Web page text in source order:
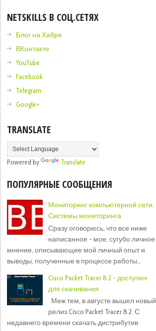
NETSKILLS В СОЦ.СЕТЯХ
Блог на Хабре
ВКонтакте
YouTube
Facebook
Telegram
Google+
TRANSLATE
Powered by Translate
ПОПУЛЯРНЫЕ СООБЩЕНИЯ
Мониторинг компьютерной сети.
Системы мониторинга
Сразу оговорюсь, что все ниже
написанное - мое, сугубо личное
мнение, описывающее мой личный опыт и
выводы, полученные в процессе работы...
Cisco Packet Tracer 8.2 - доступен
для скачивания
Меж тем, в августе вышел новый
релиз Cisco Packet Tracer 8.2. С
недавнего времени скачать дистрибутив